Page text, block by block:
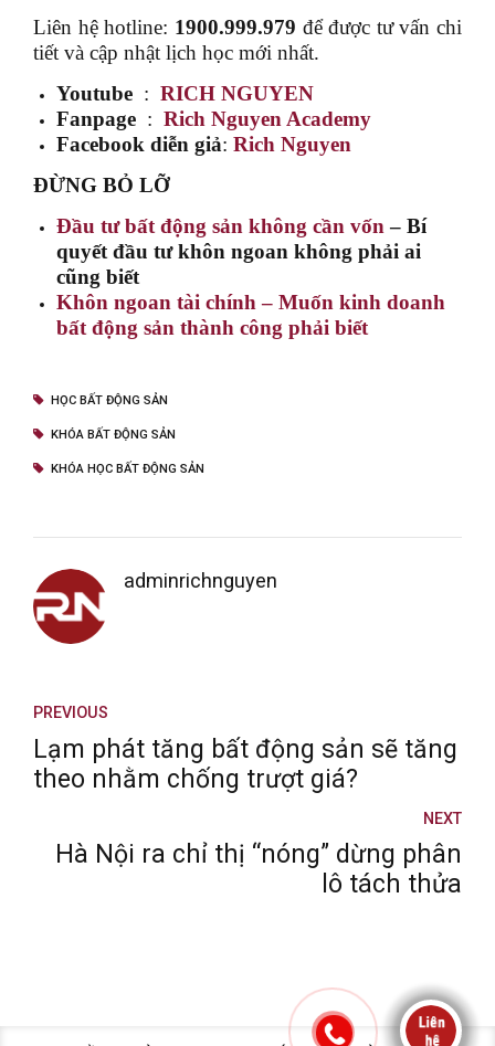
Liên hệ hotline: 1900.999.979 để được tư vấn chi
tiết và cập nhật lịch học mới nhất.
Youtube : RICH NGUYEN
Fanpage : Rich Nguyen Academy
Facebook diễn giả: Rich Nguyen
ĐỪNG BỎ LỠ
Đầu tư bất động sản không cần vốn– Bí
quyết đầu tư khôn ngoan không phải ai
cũng biết
Khôn ngoan tài chính – Muốn kinh doanh
bất động sản thành công phải biết
HỌC BẤT ĐỘNG SẢN
KHÓA BẤT ĐỘNG SẢN
KHÓA HỌC BẤT ĐỘNG SẢN
adminrichnguyen
PREVIOUS
Lạm phát tăng bất động sản sẽ tăng
theo nhằm chống trượt giá?
NEXT
Hà Nội ra chỉ thị “nóng” dừng phân
lô tách thửa